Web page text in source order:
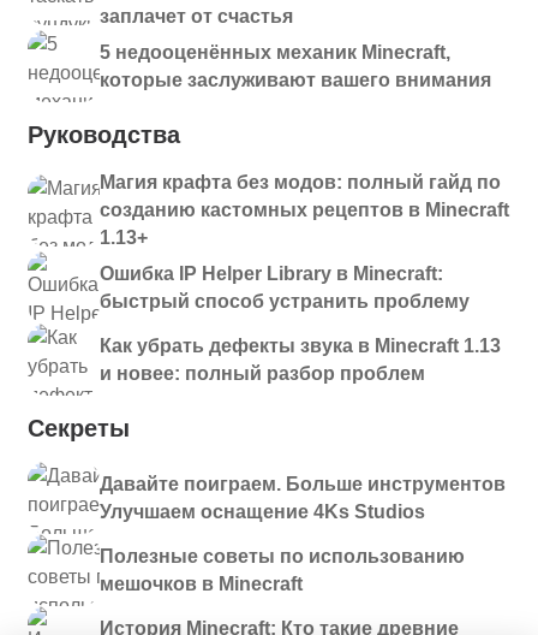
заплачет от счастья
5 недооценённых механик Minecraft,
которые заслуживают вашего внимания
Руководства
Магия крафта без модов: полный гайд по
созданию кастомных рецептов в Minecraft
1.13+
Ошибка IP Helper Library в Minecraft:
быстрый способ устранить проблему
Как убрать дефекты звука в Minecraft 1.13
и новее: полный разбор проблем
Секреты
Давайте поиграем. Больше инструментов
Улучшаем оснащение 4Ks Studios
Полезные советы по использованию
мешочков в Minecraft
История Minecraft: Кто такие древние